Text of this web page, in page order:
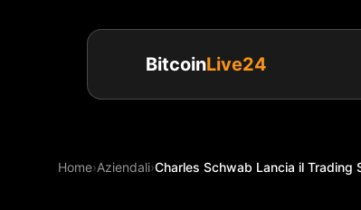
BitcoinLive24
Home›Aziendali›Charles Schwab Lancia il Trading